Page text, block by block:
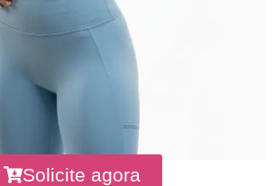
Solicite agora